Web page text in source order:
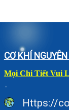
CƠ KHÍ
Mọi Chi Tiết Vui
Https://